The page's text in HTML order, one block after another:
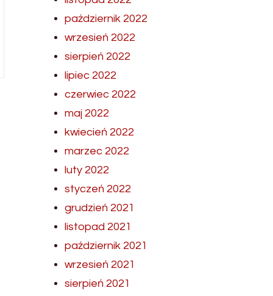
październik 2022
wrzesień 2022
sierpień 2022
lipiec 2022
czerwiec 2022
maj 2022
kwiecień 2022
marzec 2022
luty 2022
styczeń 2022
grudzień 2021
listopad 2021
październik 2021
wrzesień 2021
sierpień 2021